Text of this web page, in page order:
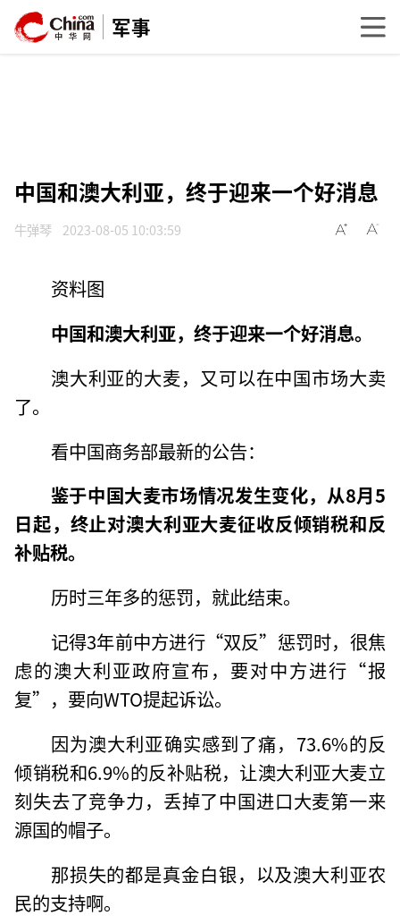
军事
中国和澳大利亚，终于迎来一个好消息
牛弹琴 2023-08-05 10:03:59
资料图
中国和澳大利亚，终于迎来一个好消息。
澳大利亚的大麦，又可以在中国市场大卖
了。
看中国商务部最新的公告：
鉴于中国大麦市场情况发生变化，从8月5
日起，终止对澳大利亚大麦征收反倾销税和反
补贴税。
历时三年多的惩罚，就此结束。
记得3年前中方进行“双反”惩罚时，很焦
虑的澳大利亚政府宣布，要对中方进行“报
复”，要向WTO提起诉讼。
因为澳大利亚确实感到了痛，73.6%的反
倾销税和6.9%的反补贴税，让澳大利亚大麦立
刻失去了竞争力，丢掉了中国进口大麦第一来
源国的帽子。
那损失的都是真金白银，以及澳大利亚农
民的支持啊。